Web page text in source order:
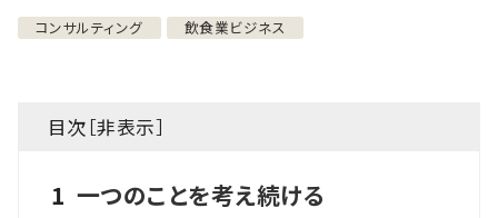
コンサルティング 飲食業ビジネス
目次［非表示］
1 一つのことを考え続ける